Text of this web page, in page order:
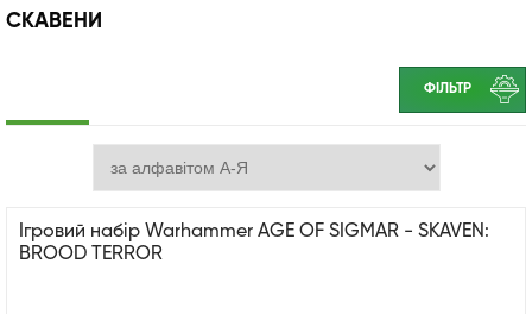
СКАВЕНИ
ФІЛЬТР
Ігровий набір Warhammer AGE OF SIGMAR - SKAVEN:
BROOD TERROR